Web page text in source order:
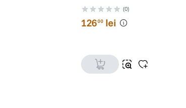
(0)
12600 lei